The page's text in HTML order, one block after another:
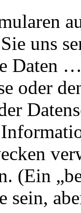
uns
Daten
oder
(Ein
sein,